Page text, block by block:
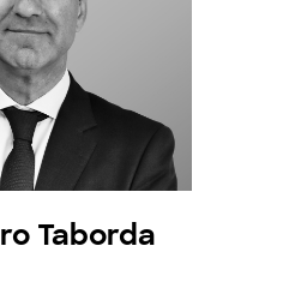
Taborda